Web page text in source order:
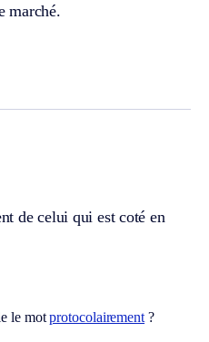
marché.
de celui qui est coté en
le motprotocolairement ?